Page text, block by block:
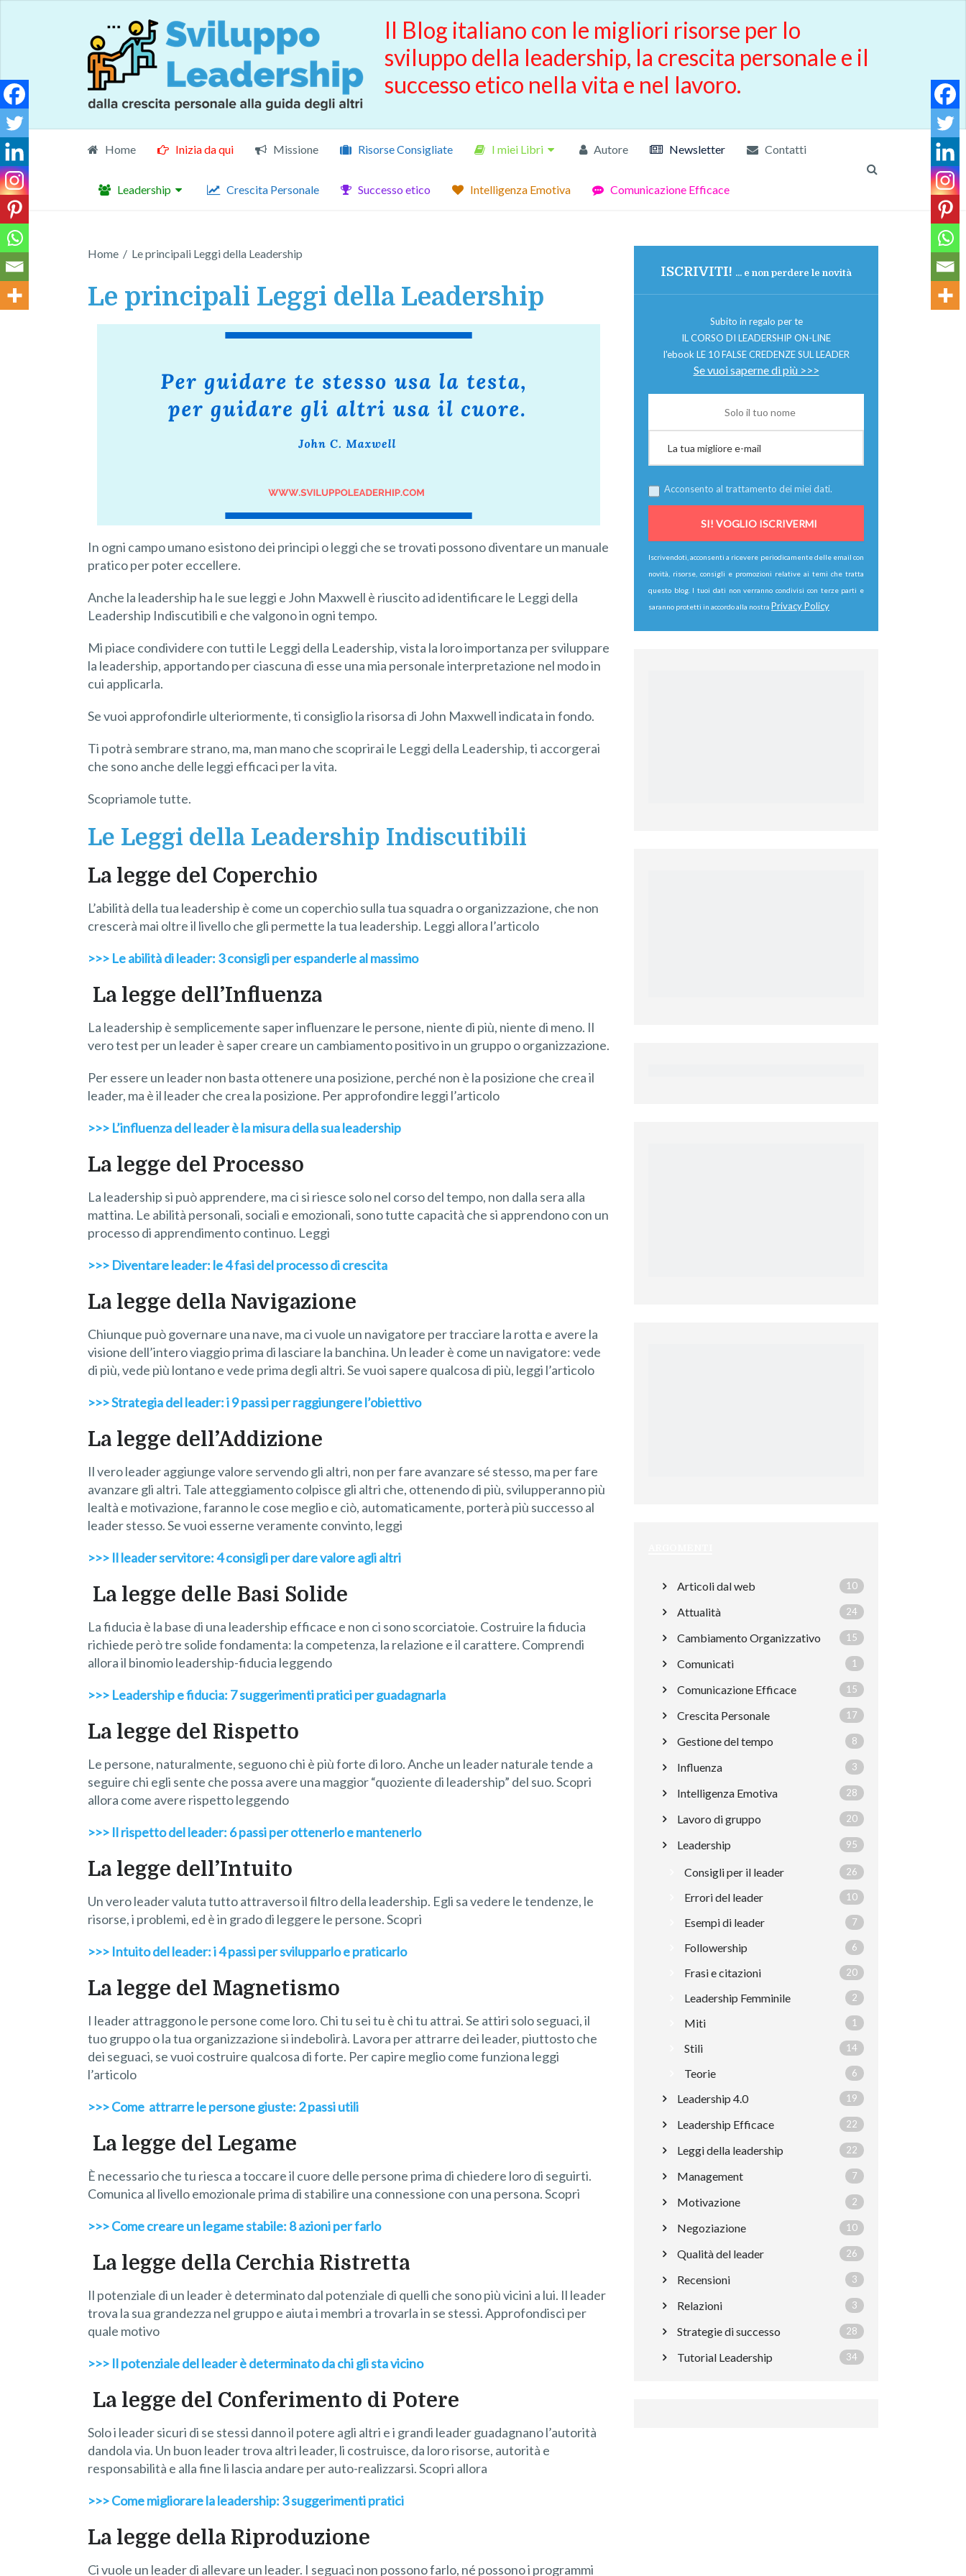
Il Blog italiano con le migliori risorse per lo
sviluppo della leadership, la crescita personale e il
successo etico nella vita e nel lavoro.
Home Inizia da qui Missione Risorse Consigliate I miei Libri Autore Newsletter Contatti
Leadership Crescita Personale Successo etico Intelligenza Emotiva Comunicazione Efficace
Home / Le principali Leggi della Leadership
Le principali Leggi della Leadership
In ogni campo umano esistono dei principi o leggi che se trovati possono diventare un manuale
pratico per poter eccellere.
Anche la leadership ha le sue leggi e John Maxwell è riuscito ad identificare le Leggi della
Leadership Indiscutibili e che valgono in ogni tempo.
Mi piace condividere con tutti le Leggi della Leadership, vista la loro importanza per sviluppare
la leadership, apportando per ciascuna di esse una mia personale interpretazione nel modo in
cui applicarla.
Se vuoi approfondirle ulteriormente, ti consiglio la risorsa di John Maxwell indicata in fondo.
Ti potrà sembrare strano, ma, man mano che scoprirai le Leggi della Leadership, ti accorgerai
che sono anche delle leggi efficaci per la vita.
Scopriamole tutte.
Le Leggi della Leadership Indiscutibili
La legge del Coperchio
L’abilità della tua leadership è come un coperchio sulla tua squadra o organizzazione, che non
crescerà mai oltre il livello che gli permette la tua leadership. Leggi allora l’articolo
>>> Le abilità di leader: 3 consigli per espanderle al massimo
La legge dell’Influenza
La leadership è semplicemente saper influenzare le persone, niente di più, niente di meno. Il
vero test per un leader è saper creare un cambiamento positivo in un gruppo o organizzazione.
Per essere un leader non basta ottenere una posizione, perché non è la posizione che crea il
leader, ma è il leader che crea la posizione. Per approfondire leggi l’articolo
>>> L’influenza del leader è la misura della sua leadership
La legge del Processo
La leadership si può apprendere, ma ci si riesce solo nel corso del tempo, non dalla sera alla
mattina. Le abilità personali, sociali e emozionali, sono tutte capacità che si apprendono con un
processo di apprendimento continuo. Leggi
>>> Diventare leader: le 4 fasi del processo di crescita
La legge della Navigazione
Chiunque può governare una nave, ma ci vuole un navigatore per tracciare la rotta e avere la
visione dell’intero viaggio prima di lasciare la banchina. Un leader è come un navigatore: vede
di più, vede più lontano e vede prima degli altri. Se vuoi sapere qualcosa di più, leggi l’articolo
>>> Strategia del leader: i 9 passi per raggiungere l’obiettivo
La legge dell’Addizione
Il vero leader aggiunge valore servendo gli altri, non per fare avanzare sé stesso, ma per fare
avanzare gli altri. Tale atteggiamento colpisce gli altri che, ottenendo di più, svilupperanno più
lealtà e motivazione, faranno le cose meglio e ciò, automaticamente, porterà più successo al
leader stesso. Se vuoi esserne veramente convinto, leggi
>>> Il leader servitore: 4 consigli per dare valore agli altri
La legge delle Basi Solide
La fiducia è la base di una leadership efficace e non ci sono scorciatoie. Costruire la fiducia
richiede però tre solide fondamenta: la competenza, la relazione e il carattere. Comprendi
allora il binomio leadership-fiducia leggendo
>>> Leadership e fiducia: 7 suggerimenti pratici per guadagnarla
La legge del Rispetto
Le persone, naturalmente, seguono chi è più forte di loro. Anche un leader naturale tende a
seguire chi egli sente che possa avere una maggior “quoziente di leadership” del suo. Scopri
allora come avere rispetto leggendo
>>> Il rispetto del leader: 6 passi per ottenerlo e mantenerlo
La legge dell’Intuito
Un vero leader valuta tutto attraverso il filtro della leadership. Egli sa vedere le tendenze, le
risorse, i problemi, ed è in grado di leggere le persone. Scopri
>>> Intuito del leader: i 4 passi per svilupparlo e praticarlo
La legge del Magnetismo
I leader attraggono le persone come loro. Chi tu sei tu è chi tu attrai. Se attiri solo seguaci, il
tuo gruppo o la tua organizzazione si indebolirà. Lavora per attrarre dei leader, piuttosto che
dei seguaci, se vuoi costruire qualcosa di forte. Per capire meglio come funziona leggi
l’articolo
>>> Come attrarre le persone giuste: 2 passi utili
La legge del Legame
È necessario che tu riesca a toccare il cuore delle persone prima di chiedere loro di seguirti.
Comunica al livello emozionale prima di stabilire una connessione con una persona. Scopri
>>> Come creare un legame stabile: 8 azioni per farlo
La legge della Cerchia Ristretta
Il potenziale di un leader è determinato dal potenziale di quelli che sono più vicini a lui. Il leader
trova la sua grandezza nel gruppo e aiuta i membri a trovarla in se stessi. Approfondisci per
quale motivo
>>> Il potenziale del leader è determinato da chi gli sta vicino
La legge del Conferimento di Potere
Solo i leader sicuri di se stessi danno il potere agli altri e i grandi leader guadagnano l’autorità
dandola via. Un buon leader trova altri leader, li costruisce, da loro risorse, autorità e
responsabilità e alla fine li lascia andare per auto-realizzarsi. Scopri allora
>>> Come migliorare la leadership: 3 suggerimenti pratici
La legge della Riproduzione
Ci vuole un leader di allevare un leader. I seguaci non possono farlo, né possono i programmi
ISCRIVITI! ... e non perdere le novità
Subito in regalo per te
IL CORSO DI LEADERSHIP ON-LINE
l'ebook LE 10 FALSE CREDENZE SUL LEADER
Se vuoi saperne di più >>>
Acconsento al trattamento dei miei dati.
Iscrivendoti, acconsenti a ricevere periodicamente delle email con
novità, risorse, consigli e promozioni relative ai temi che tratta
questo blog. I tuoi dati non verranno condivisi con terze parti e
saranno protetti in accordo alla nostra Privacy Policy
Articoli dal web 10
Attualità 24
Cambiamento Organizzativo 15
Comunicati 1
Comunicazione Efficace 15
Crescita Personale 17
Gestione del tempo 8
Influenza 3
Intelligenza Emotiva 28
Lavoro di gruppo 20
Leadership 95
Consigli per il leader 26
Errori del leader 10
Esempi di leader 7
Followership 6
Frasi e citazioni 20
Leadership Femminile 2
Miti 1
Stili 14
Teorie 6
Leadership 4.0 19
Leadership Efficace 22
Leggi della leadership 22
Management 7
Motivazione 2
Negoziazione 10
Qualità del leader 26
Recensioni 3
Relazioni 3
Strategie di successo 28
Tutorial Leadership 34